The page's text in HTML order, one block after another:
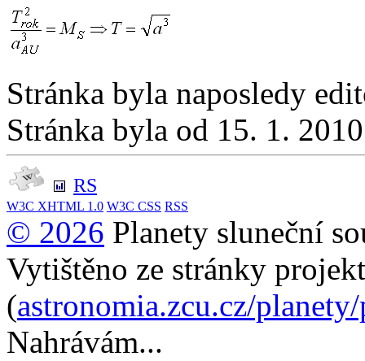
Stránka byla naposledy
Stránka byla od 15. 1.
RS
W3C XHTML 1.0 W3C CSS RSS
© 2026 Planety sluneční
Vytištěno ze stránky
(astronomia.zcu.cz/
Nahrávám...